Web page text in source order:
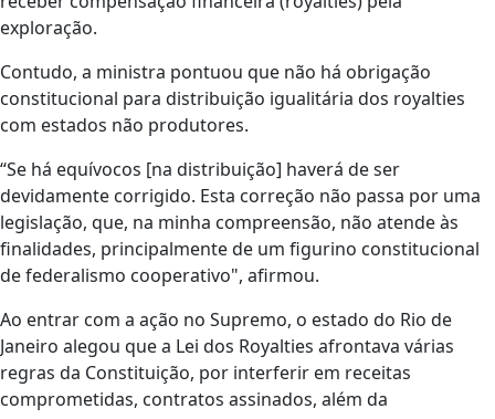
exploração.
Contudo, a ministra pontuou que não há obrigação
constitucional para distribuição igualitária dos royalties
com estados não produtores.
“Se há equívocos [na distribuição] haverá de ser
devidamente corrigido. Esta correção não passa por uma
legislação, que, na minha compreensão, não atende às
finalidades, principalmente de um figurino constitucional
de federalismo cooperativo", afirmou.
Ao entrar com a ação no Supremo, o estado do Rio de
Janeiro alegou que a Lei dos Royalties afrontava várias
regras da Constituição, por interferir em receitas
comprometidas, contratos assinados, além da